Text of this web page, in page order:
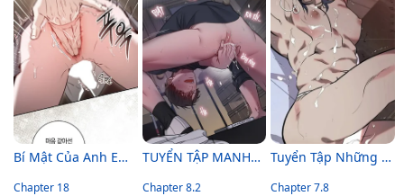
Bí Mật Của Anh Em Quý Tộc
Chapter 18
TUYỂN TẬP MANHWA BÍ MẬT CƠ THỂ
Chapter 8.2
Tuyển Tập Những Con Bot Dâm Múp Rụp
Chapter 7.8